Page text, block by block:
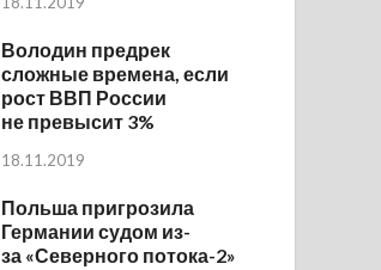
Володин предрек
сложные времена, если
рост ВВП России
не превысит 3%
18.11.2019
Польша пригрозила
Германии судом из-
за «Северного потока-2»